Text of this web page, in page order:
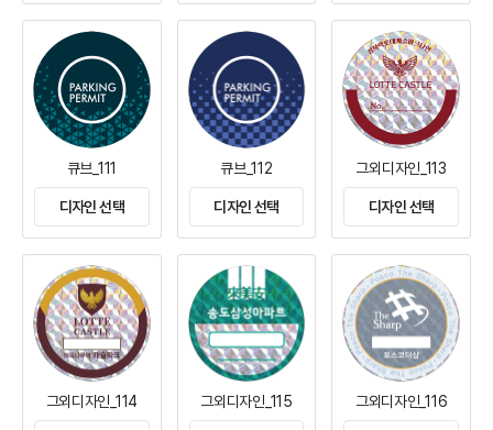
큐브_111
디자인 선택
큐브_112
디자인 선택
그외디자인_113
디자인 선택
그외디자인_114 그외디자인_115 그외디자인_116